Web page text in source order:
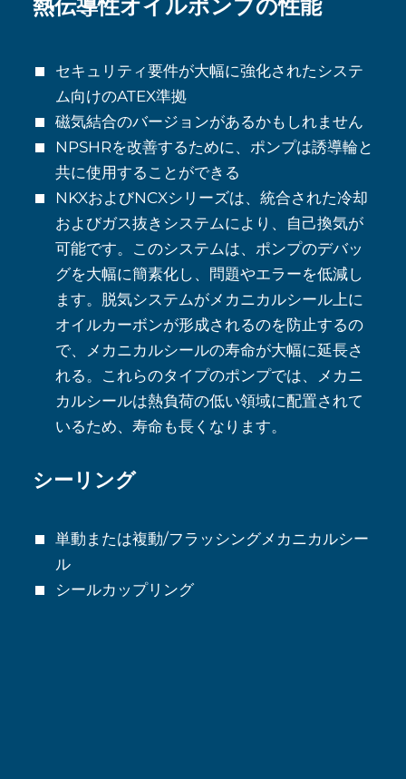
熱伝導性オイルポンプの性能
セキュリティ要件が大幅に強化されたシステ
ム向けのATEX準拠
磁気結合のバージョンがあるかもしれません
NPSHRを改善するために、ポンプは誘導輪と
共に使用することができる
NKXおよびNCXシリーズは、統合された冷却
およびガス抜きシステムにより、自己換気が
可能です。このシステムは、ポンプのデバッ
グを大幅に簡素化し、問題やエラーを低減し
ます。脱気システムがメカニカルシール上に
オイルカーボンが形成されるのを防止するの
で、メカニカルシールの寿命が大幅に延長さ
れる。これらのタイプのポンプでは、メカニ
カルシールは熱負荷の低い領域に配置されて
いるため、寿命も長くなります。
シーリング
単動または複動/フラッシングメカニカルシー
ル
シールカップリング